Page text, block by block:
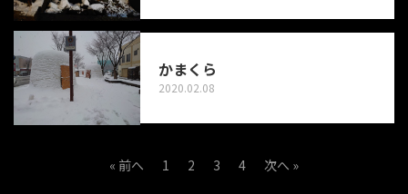
かまくら
2020.02.08
« 前へ 1 2 3 4 次へ »